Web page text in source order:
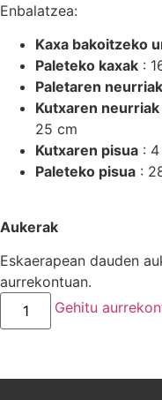
Enbalatzea:
Kaxa bakoitzeko
Paleteko kaxak :
Paletaren neurriak
Kutxaren neurriak
25 cm
Kutxaren pisua :
Paleteko pisua :
Aukerak
Eskaerapean dauden
aurrekontuan.
Gehitu